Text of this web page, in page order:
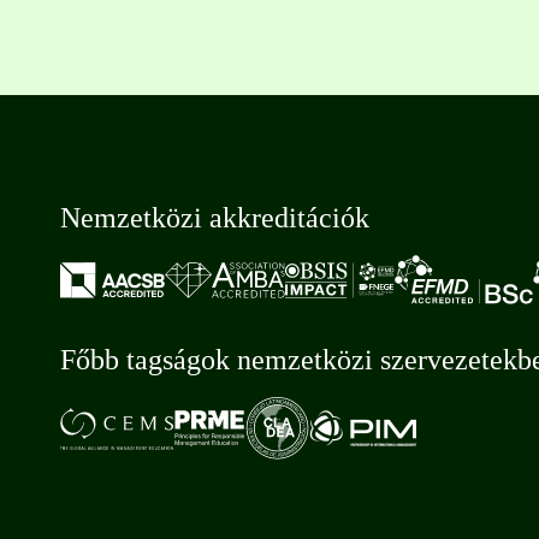
Nemzetközi akkreditációk
Főbb tagságok nemzetközi